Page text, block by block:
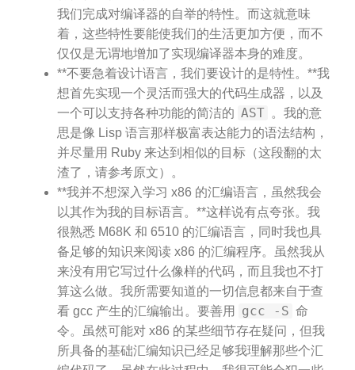
我们完成对编译器的自举的特性。而这就意味
着，这些特性要能使我们的生活更加方便，而不
仅仅是无谓地增加了实现编译器本身的难度。
**不要急着设计语言，我们要设计的是特性。**我
想首先实现一个灵活而强大的代码生成器，以及
一个可以支持各种功能的简洁的 AST 。我的意
思是像 Lisp 语言那样极富表达能力的语法结构，
并尽量用 Ruby 来达到相似的目标（这段翻的太
渣了，请参考原文）。
**我并不想深入学习 x86 的汇编语言，虽然我会
以其作为我的目标语言。**这样说有点夸张。我
很熟悉 M68K 和 6510 的汇编语言，同时我也具
备足够的知识来阅读 x86 的汇编程序。虽然我从
来没有用它写过什么像样的代码，而且我也不打
算这么做。我所需要知道的一切信息都来自于查
看 gcc 产生的汇编输出。要善用
gcc -S 命
令。虽然可能对 x86 的某些细节存在疑问，但我
所具备的基础汇编知识已经足够我理解那些个汇